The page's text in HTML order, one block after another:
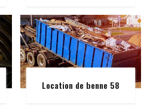
Location de benne 58